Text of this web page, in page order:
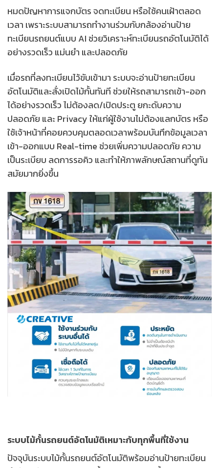
หมดปัญหาการแจกบัตร จดทะเบียน หรือใช้คนเฝ้าตลอด
เวลา เพราะระบบสามารถทำงานร่วมกับกล้องอ่านป้าย
ทะเบียนรถยนต์แบบ AI ช่วยวิเคราะห์ทะเบียนรถอัตโนมัติได้
อย่างรวดเร็ว แม่นยำ และปลอดภัย
เมื่อรถที่ลงทะเบียนไว้ขับเข้ามา ระบบจะอ่านป้ายทะเบียน
อัตโนมัติและสั่งเปิดไม้กั้นทันที ช่วยให้รถสามารถเข้า-ออก
ได้อย่างรวดเร็ว ไม่ต้องลด/เปิดประตู ยกะดับความ
ปลอดภัย และ Privacy ให้แก่ผู้ใช้งานไม่ต้องแลกบัตร หรือ
ใช้เจ้าหน้าที่คอยควบคุมตลอดเวลาพร้อมบันทึกข้อมูลเวลา
เข้า-ออกแบบ Real-time ช่วยเพิ่มความปลอดภัย ความ
เป็นระเบียบ ลดการรอคิว และทำให้ภาพลักษณ์สถานที่ดูทัน
สมัยมากยิ่งขึ้น
ระบบไม้กั้นรถยนต์อัตโนมัติเหมาะกับทุกพื้นที่ใช้งาน
ปัจจุบันระบบไม้กั้นรถยนต์อัตโนมัติพร้อมอ่านป้ายทะเบียน